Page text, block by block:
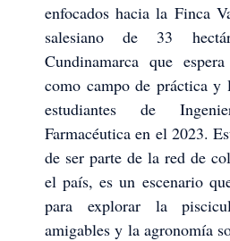
enfocados hacia la Finca
salesiano de 33
Cundinamarca que
como campo de práctica y
estudiantes de
Farmacéutica en el 2023.
de ser parte de la red de
el país, es un escenario
para explorar la
amigables y la agronomía